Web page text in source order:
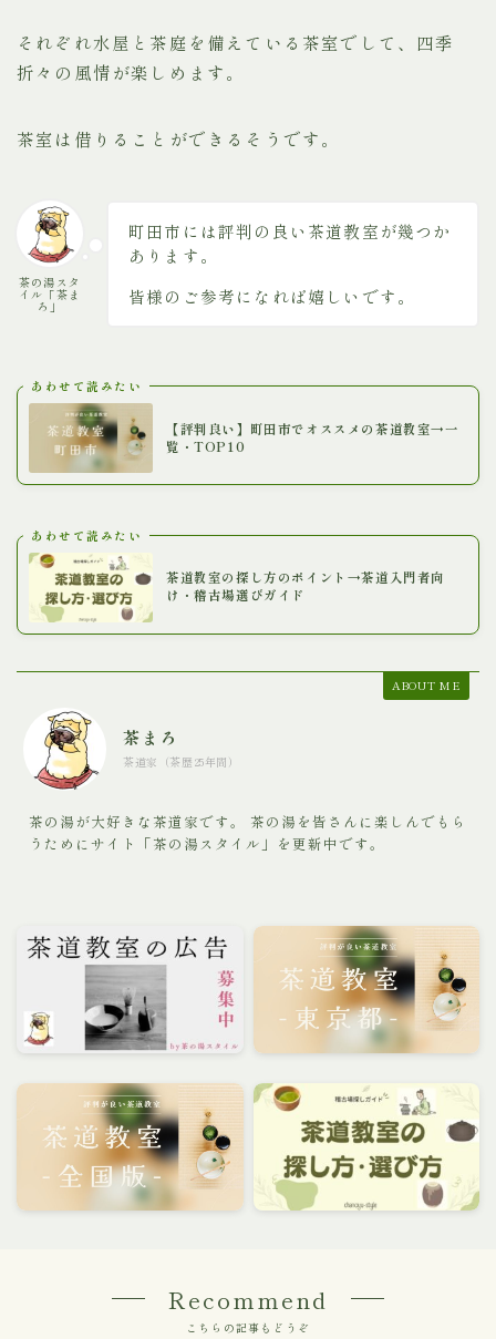
それぞれ水屋と茶庭を備えている茶室でして、四季
折々の風情が楽しめます。
茶室は借りることができるそうです。
茶の湯スタ
イル「茶ま
ろ」
町田市には評判の良い茶道教室が幾つか
あります。
皆様のご参考になれば嬉しいです。
あわせて読みたい
【評判良い】町田市でオススメの茶道教室→一
覧・TOP10
あわせて読みたい
茶道教室の探し方のポイント→茶道入門者向
け・稽古場選びガイド
ABOUT ME
茶まろ
茶道家（茶歴25年間）
茶の湯が大好きな茶道家です。 茶の湯を皆さんに楽しんでもら
うためにサイト「茶の湯スタイル」を更新中です。
Recommend
こちらの記事もどうぞ